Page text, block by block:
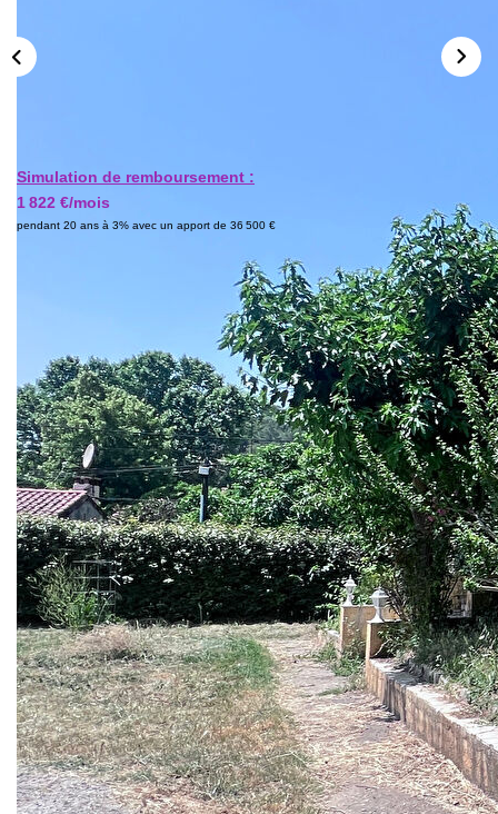
Simulation de remboursement :
1 822 €/mois
pendant 20 ans à 3% avec un apport de 36 500 €
Réf : 681
Barjols immobilier vous propose sur Varages, une jolie villa
provençale de 115M2 plain pied sur un terrain plat et clôturé
de 1300m2 avec Garage attenant carrelé de 30M2 et
buanderie de 10M2. (155 M2 au total)
Cuisine aménagée ouverte sur salon séjour salle à manger
de 45M2 , salle de bain, 2wc, 3 chambres, terrasse
ombragé, double vitrage, fenêtre à galandage, tout à l'égout,
poêle à bois.
Portail, adoucisseur d'eau. Possibilité de faire suite
parentale dans le garage attenant. Agrandissable et
piscinable.
Travaux à prévoir: Peinture Beaucoup de potentiel
Nos honoraires Nous contacter
Diagnostics énergétiques